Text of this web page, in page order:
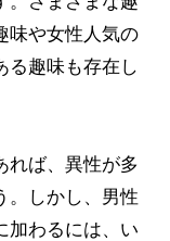
味や女性人気の
る趣味も存在し
れば、異性が多
。しかし、男性
加わるには、い